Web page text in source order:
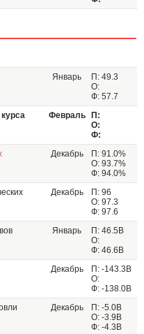
Январь
П: 49.3
О:
Ф: 57.7
Февраль
П:
О:
Ф:
Декабрь
П: 91.0%
О: 93.7%
Ф: 94.0%
Декабрь
П: 96
О: 97.3
Ф: 97.6
Январь
П: 46.5B
О:
Ф: 46.6B
Декабрь
П: -143.3B
О:
Ф: -138.0B
Декабрь
П: -5.0B
О: -3.9B
Ф: -4.3B